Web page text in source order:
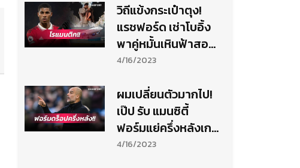
วิถีแข้งกระเป๋าตุง!
แรชฟอร์ด เช่าโบอิ้ง
พาคู่หมั้นเหินฟ้าสอง
ต่อสอง
4/16/2023
ผมเปลี่ยนตัวมากไป!
เป๊ป รับ แมนซิตี้
ฟอร์มแย่ครึ่งหลังเกม
อัด เลสเตอร์
4/16/2023